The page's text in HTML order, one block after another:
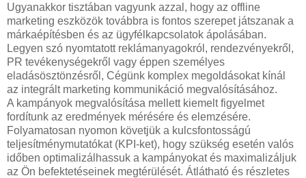
Ugyanakkor tisztában vagyunk azzal, hogy az offline
marketing eszközök továbbra is fontos szerepet játszanak a
márkaépítésben és az ügyfélkapcsolatok ápolásában.
Legyen szó nyomtatott reklámanyagokról, rendezvényekről,
PR tevékenységekről vagy éppen személyes
eladásösztönzésről, Cégünk komplex megoldásokat kínál
az integrált marketing kommunikáció megvalósításához.
A kampányok megvalósítása mellett kiemelt figyelmet
fordítunk az eredmények mérésére és elemzésére.
Folyamatosan nyomon követjük a kulcsfontosságú
teljesítménymutatókat (KPI-ket), hogy szükség esetén valós
időben optimalizálhassuk a kampányokat és maximalizáljuk
az Ön befektetéseinek megtérülését. Átlátható és részletes